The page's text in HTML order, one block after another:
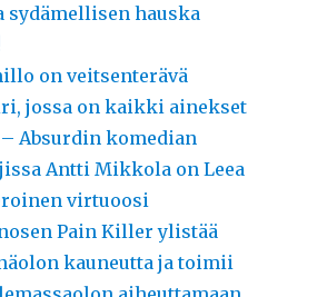
sydämellisen hauska
on veitsenterävä
jossa on kaikki ainekset
Absurdin komedian
Antti Mikkola on Leea
virtuoosi
Pain Killer ylistää
kauneutta ja toimii